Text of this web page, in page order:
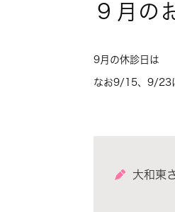
９月の
9月の休診日は
なお9/15、9/23
大和東